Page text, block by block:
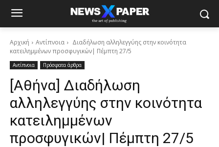
Αρχική Αντίπνοια
Διαδήλωση αλληλεγγύης στην κοινότητα
κατειλημμένων προσφυγικών| Πέμπτη 27/5
Αντίπνοια Πρόσφατα άρθρα
[Αθήνα] Διαδήλωση
αλληλεγγύης στην κοινότητα
κατειλημμένων
προσφυγικών| Πέμπτη 27/5